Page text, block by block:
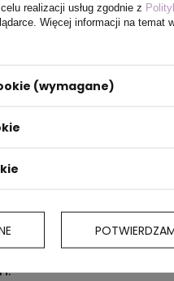
realizacji usług zgodnie z
Więcej informacji na
(wymagane)